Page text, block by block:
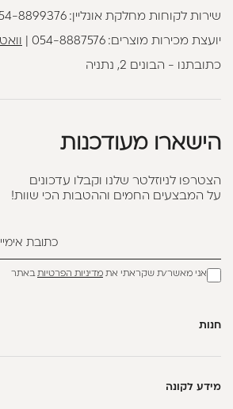
שירות לקוחות מחלקת אונליין:8899376
יועצת מכירות מוצרים:054-8887576
כתובתנו - הבונים 2, נתניה
הישארו מעודכנות
הצטרפו לניוזלטר שלנו וקבלו עדכונים
על המבצעים החמים וההטבות הכי שוות!
אני מאשר/ת שקראתי את מדיניות הפרטיותבאתר
חנות
מידע לקונה